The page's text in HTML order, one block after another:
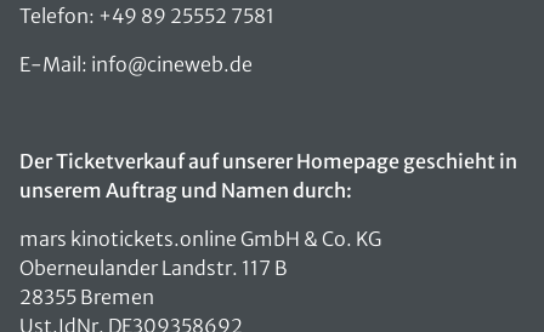
Telefon: +49 89 25552 7581
E-Mail: info@cineweb.de
Der Ticketverkauf auf unserer Homepage geschieht in
unserem Auftrag und Namen durch:
mars kinotickets.online GmbH & Co. KG
Oberneulander Landstr. 117 B
28355 Bremen
Ust.IdNr. DE309358692